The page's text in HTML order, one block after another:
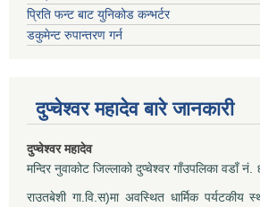
प्रिति फन्ट बाट युनिकोड कन्भर्टर
डकुमेन्ट रुपान्तरण गर्न
दुप्चेश्वर महादेव बारे जानकारी
दुप्चेश्वर महादेव
मन्दिर नुवाकोट जिल्लाको दुप्चेश्वर गाँउपलिका वडाँ नं.
राउतबेशी गा.वि.स)मा अवस्थित धार्मिक पर्यटकीय